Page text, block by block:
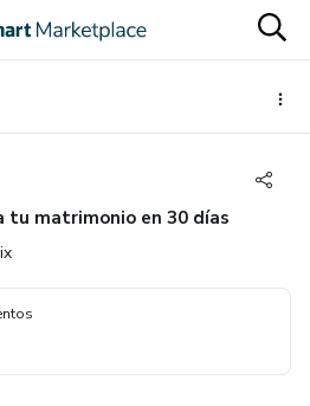
tu matrimonio en 30 días